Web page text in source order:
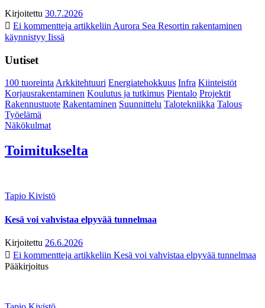
Kirjoitettu 30.7.2026
Ei kommentteja artikkeliin Aurora Sea Resortin rakentaminen
käynnistyy Iissä
Uutiset
100 tuoreintaArkkitehtuuri Energiatehokkuus Infra Kiinteistöt
Korjausrakentaminen Koulutus ja tutkimus Pientalo Projektit
Rakennustuote Rakentaminen Suunnittelu Talotekniikka Talous
Työelämä
Näkökulmat
Toimitukselta
Tapio Kivistö
Kesä voi vahvistaa elpyvää tunnelmaa
Kirjoitettu 26.6.2026
Ei kommentteja artikkeliin Kesä voi vahvistaa elpyvää tunnelmaa
Pääkirjoitus